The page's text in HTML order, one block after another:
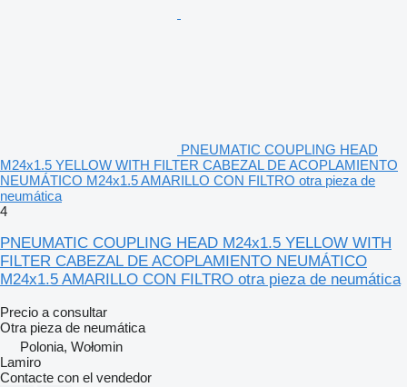
PNEUMATIC COUPLING HEAD
M24x1.5 YELLOW WITH FILTER CABEZAL DE ACOPLAMIENTO
NEUMÁTICO M24x1.5 AMARILLO CON FILTRO otra pieza de
neumática
4
PNEUMATIC COUPLING HEAD M24x1.5 YELLOW WITH
FILTER CABEZAL DE ACOPLAMIENTO NEUMÁTICO
M24x1.5 AMARILLO CON FILTRO otra pieza de neumática
Precio a consultar
Otra pieza de neumática
Polonia, Wołomin
Lamiro
Contacte con el vendedor